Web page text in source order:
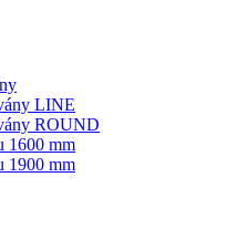
LINE
ROUND
1600 mm
1900 mm